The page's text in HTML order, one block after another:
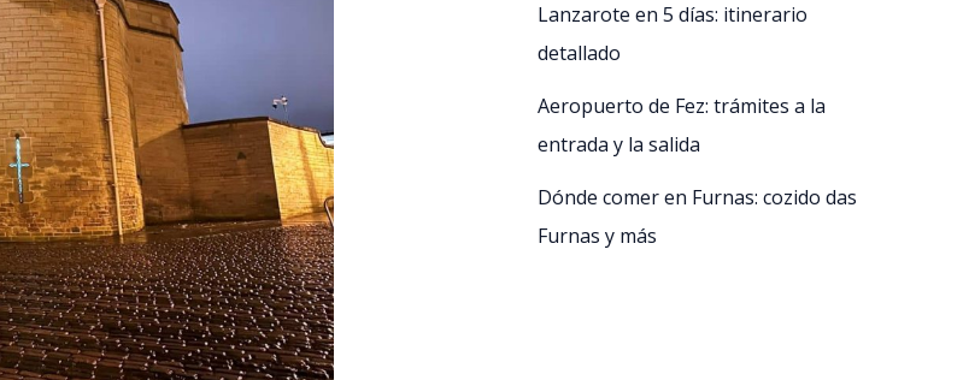
Lanzarote en 5 días: itinerario
detallado
Aeropuerto de Fez: trámites a la
entrada y la salida
Dónde comer en Furnas: cozido das
Furnas y más